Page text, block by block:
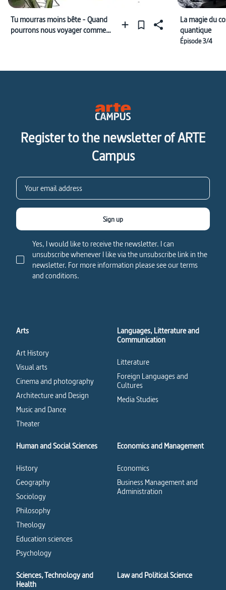
Tu mourras moins bête - Quand
pourrons nous voyager comme
La magie du
quantique
Épisode 3/4
Register to the newsletter of ARTE
Campus
Yes, I would like to receive the newsletter. I can
unsubscribe whenever I like via the unsubscribe link in the
newsletter. For more information please see our terms
and conditions.
Sign up
Arts
Art History
Visual arts
Cinema and photography
Architecture and Design
Music and Dance
Theater
Languages, Litterature and
Communication
Litterature
Foreign Languages and
Cultures
Media Studies
Human and Social Sciences
History
Geography
Sociology
Philosophy
Theology
Education sciences
Psychology
Economics and Management
Economics
Business Management and
Administration
Sciences, Technology and
Health
Law and Political Science